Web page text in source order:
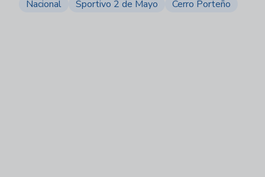
Nacional Sportivo 2 de Mayo Cerro Porteño